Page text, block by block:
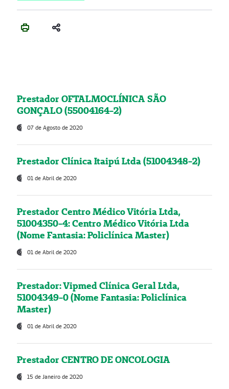
Prestador OFTALMOCLÍNICA SÃO
GONÇALO (55004164-2)
07 de Agosto de 2020
Prestador Clínica Itaipú Ltda (51004348-2)
01 de Abril de 2020
Prestador Centro Médico Vitória Ltda,
51004350-4: Centro Médico Vitória Ltda
(Nome Fantasia: Policlínica Master)
01 de Abril de 2020
Prestador: Vipmed Clínica Geral Ltda,
51004349-0 (Nome Fantasia: Policlínica
Master)
01 de Abril de 2020
Prestador CENTRO DE ONCOLOGIA
15 de Janeiro de 2020